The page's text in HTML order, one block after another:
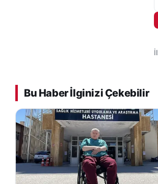
Bu Haber İlginizi Çekebilir